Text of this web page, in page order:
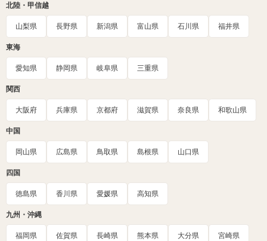
北陸・甲信越
山梨県 長野県 新潟県 富山県 石川県 福井県
東海
愛知県 静岡県 岐阜県 三重県
関西
大阪府 兵庫県 京都府 滋賀県 奈良県 和歌山県
中国
岡山県 広島県 鳥取県 島根県 山口県
四国
徳島県 香川県 愛媛県 高知県
九州・沖縄
福岡県 佐賀県 長崎県 熊本県 大分県 宮崎県